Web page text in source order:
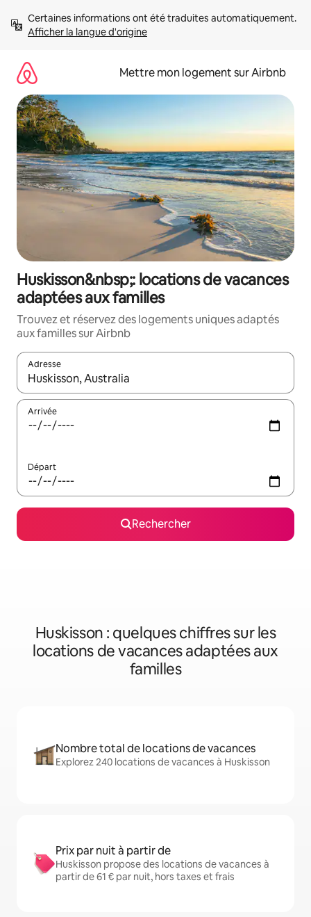
directement
Afficher la langue d'origine
Mettre mon logement sur Airbnb
Huskisson&nbsp;: locations de vacances
adaptées aux familles
Trouvez et réservez des logements uniques adaptés
aux familles sur Airbnb
Adresse
Lorsque les résultats s'affichent, utilisez les flèches vers le
Arrivée
Départ
Rechercher
Huskisson : quelques chiffres sur les
locations de vacances adaptées aux
familles
Nombre total de locations de vacances
Explorez 240 locations de vacances à Huskisson
Prix par nuit à partir de
Huskisson propose des locations de vacances à
partir de 61 € par nuit, hors taxes et frais